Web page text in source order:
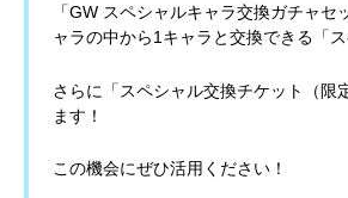
「GW スペシャルキャラ交換ガチャ
ャラの中から1キャラと交換できる「
さらに「スペシャル交換チケット（限
ます！
この機会にぜひ活用ください！